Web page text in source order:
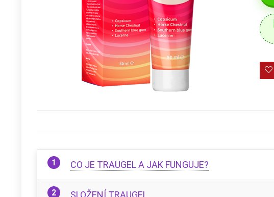
CO JE TRAUGEL A JAK FUNGUJE?
SLOŽENÍ TRAUGEL